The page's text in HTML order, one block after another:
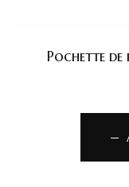
Pochette de